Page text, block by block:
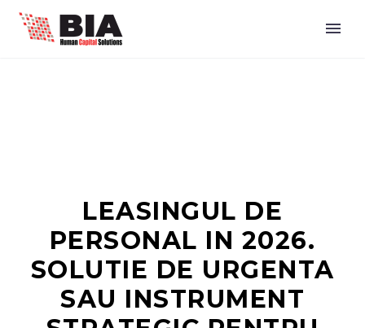
LEASINGUL DE
PERSONAL IN 2026.
SOLUTIE DE URGENTA
SAU INSTRUMENT